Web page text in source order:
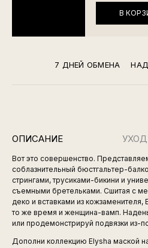
В
7 ДНЕЙ ОБМЕНА
ОПИСАНИЕ УХОД
Вот это совершенство.
соблазнительный бюстгальтер-
стрингами, трусиками-бикини и
съемными бретельками. Сшитая с
деко и вставками из
то же время и женщина-вамп.
или продемонстрируй подвязки из-
Дополни коллекцию Elysha маской